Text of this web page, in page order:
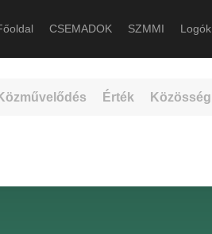
CSEMADOK SZMMI Logók
Érték Közösség